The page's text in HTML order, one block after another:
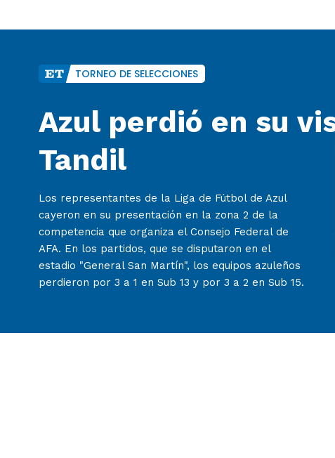
TORNEO DE SELECCIONES
Azul perdió en su
Tandil
Los representantes de la Liga de Fútbol de Azul
cayeron en su presentación en la zona 2 de la
competencia que organiza el Consejo Federal de
AFA. En los partidos, que se disputaron en el
estadio "General San Martín", los equipos azuleños
perdieron por 3 a 1 en Sub 13 y por 3 a 2 en Sub 15.